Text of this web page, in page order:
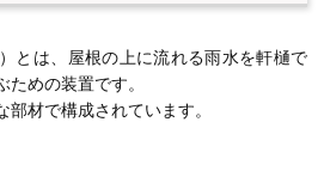
とは、屋根の上に流れる雨水を軒樋で
めの装置です。
材で構成されています。